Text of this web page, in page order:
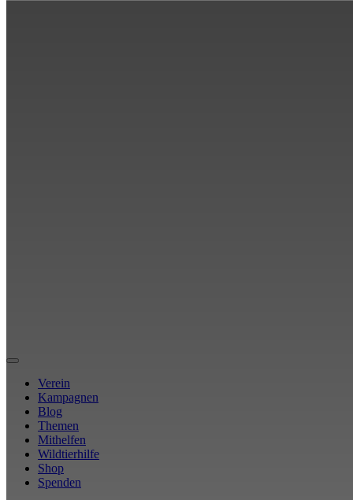
Verein
Kampagnen
Blog
Themen
Mithelfen
Wildtierhilfe
Shop
Spenden